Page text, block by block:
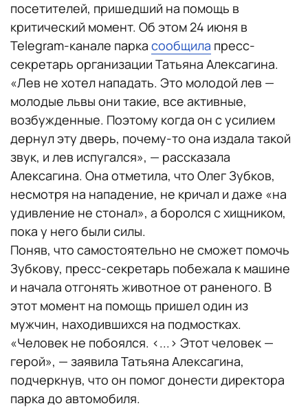
посетителей, пришедший на помощь в
критический момент. Об этом 24 июня в
Telegram-канале парка сообщила пресс-
секретарь организации Татьяна Алексагина.
«Лев не хотел нападать. Это молодой лев —
молодые львы они такие, все активные,
возбужденные. Поэтому когда он с усилием
дернул эту дверь, почему-то она издала такой
звук, и лев испугался», — рассказала
Алексагина. Она отметила, что Олег Зубков,
несмотря на нападение, не кричал и даже «на
удивление не стонал», а боролся с хищником,
пока у него были силы.
Поняв, что самостоятельно не сможет помочь
Зубкову, пресс-секретарь побежала к машине
и начала отгонять животное от раненого. В
этот момент на помощь пришел один из
мужчин, находившихся на подмостках.
«Человек не побоялся. <...> Этот человек —
герой», — заявила Татьяна Алексагина,
подчеркнув, что он помог донести директора
парка до автомобиля.